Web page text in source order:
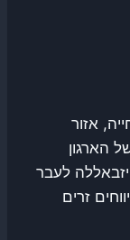
אזור
הארגון
לעבר
זרים